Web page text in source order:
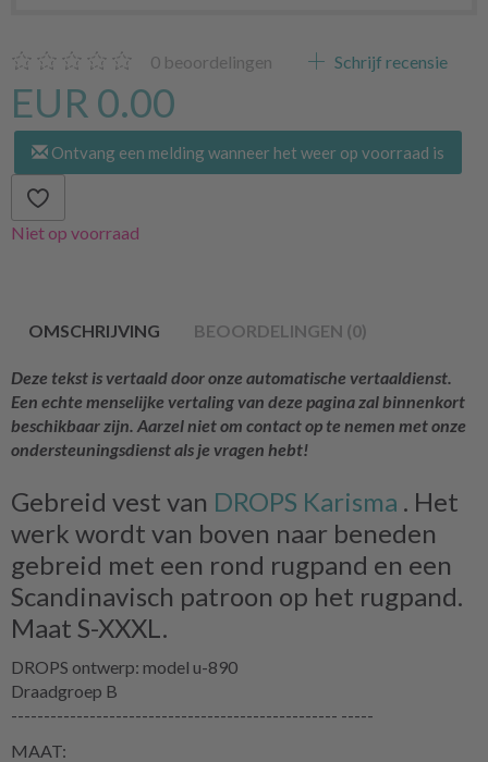
0 beoordelingen Schrijf recensie
EUR 0.00
Ontvang een melding wanneer het weer op voorraad is
Niet op voorraad
OMSCHRIJVING BEOORDELINGEN (0)
Deze tekst is vertaald door onze automatische vertaaldienst.
Een echte menselijke vertaling van deze pagina zal binnenkort
beschikbaar zijn. Aarzel niet om contact op te nemen met onze
ondersteuningsdienst als je vragen hebt!
Gebreid vest van DROPS Karisma . Het
werk wordt van boven naar beneden
gebreid met een rond rugpand en een
Scandinavisch patroon op het rugpand.
Maat S-XXXL.
DROPS ontwerp: model u-890
Draadgroep B
-------------------------------------------------- -----
MAAT: